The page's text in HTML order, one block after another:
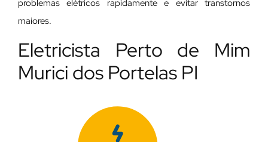
problemas elétricos rapidamente e evitar transtornos
maiores.
Eletricista Perto de Mim
Murici dos Portelas PI